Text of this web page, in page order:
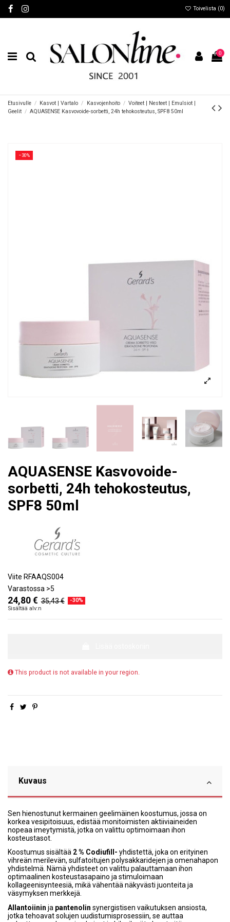
Toivelista (0)
0
Etusivulle Kasvot | Vartalo Kasvojenhoito
Voiteet | Nesteet | Emulsiot |
Geelit
AQUASENSE Kasvovoide-sorbetti, 24h tehokosteutus, SPF8 50ml
−30%
AQUASENSE Kasvovoide-
sorbetti, 24h tehokosteutus,
SPF8 50ml
Viite RFAAQS004
Varastossa >5
24,80 € 35,43 €
-30%
Sisältää alv:n
This product is not available in your region.
Kuvaus
Sen hienostunut kermainen geelimäinen koostumus, jossa on
korkea vesipitoisuus, edistää monitoimisten aktiiviaineiden
nopeaa imeytymistä, jotka on valittu optimoimaan ihon
kosteustasot.
Koostumus sisältää 2 % Codiufill- yhdistettä, joka on erityinen
vihreän merilevän, sulfatoitujen polysakkaridejen ja omenahapon
yhdistelmä. Nämä yhdisteet on valittu palauttamaan ihon
optimaalinen kosteustasapaino ja stimuloimaan
kollageenisynteesiä, mikä vähentää näkyvästi juonteita ja
väsymyksen merkkejä.
Allantoiinin ja pantenolin synergistisen vaikutuksen ansiosta,
jotka tehoavat solujen uudistumisprosessiin, se auttaa